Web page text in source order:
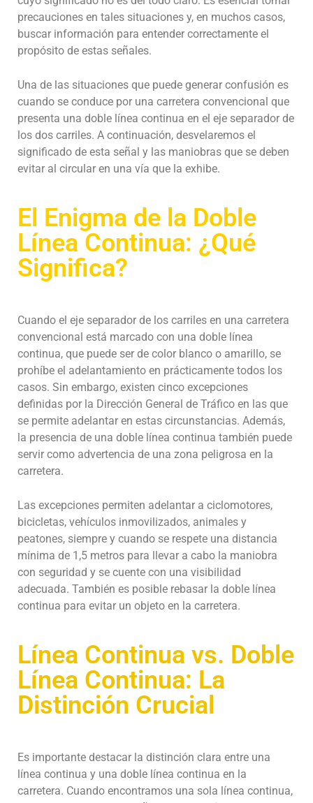
precauciones en tales situaciones y, en muchos casos,
buscar información para entender correctamente el
propósito de estas señales.
Una de las situaciones que puede generar confusión es
cuando se conduce por una carretera convencional que
presenta una doble línea continua en el eje separador de
los dos carriles. A continuación, desvelaremos el
significado de esta señal y las maniobras que se deben
evitar al circular en una vía que la exhibe.
El Enigma de la Doble
Línea Continua: ¿Qué
Significa?
Cuando el eje separador de los carriles en una carretera
convencional está marcado con una doble línea
continua, que puede ser de color blanco o amarillo, se
prohíbe el adelantamiento en prácticamente todos los
casos. Sin embargo, existen cinco excepciones
definidas por la Dirección General de Tráfico en las que
se permite adelantar en estas circunstancias. Además,
la presencia de una doble línea continua también puede
servir como advertencia de una zona peligrosa en la
carretera.
Las excepciones permiten adelantar a ciclomotores,
bicicletas, vehículos inmovilizados, animales y
peatones, siempre y cuando se respete una distancia
mínima de 1,5 metros para llevar a cabo la maniobra
con seguridad y se cuente con una visibilidad
adecuada. También es posible rebasar la doble línea
continua para evitar un objeto en la carretera.
Línea Continua vs. Doble
Línea Continua: La
Distinción Crucial
Es importante destacar la distinción clara entre una
línea continua y una doble línea continua en la
carretera. Cuando encontramos una sola línea continua,